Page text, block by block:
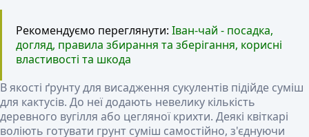
Рекомендуємо переглянути: Іван-чай - посадка,
догляд, правила збирання та зберігання, корисні
властивості та шкода
В якості ґрунту для висадження сукулентів підійде суміш
для кактусів. До неї додають невелику кількість
деревного вугілля або цегляної крихти. Деякі квіткарі
воліють готувати грунт суміш самостійно, з'єднуючи